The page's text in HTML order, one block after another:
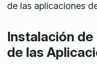
de las aplicaciones
Instalación
de las